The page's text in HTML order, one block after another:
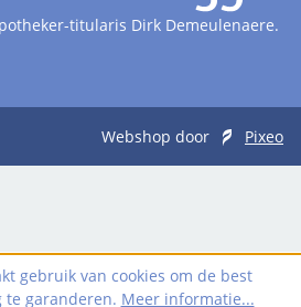
titularis Dirk Demeulenaere.
Webshop door Pixeo
gebruik van cookies om de best
te garanderen. Meer informatie...